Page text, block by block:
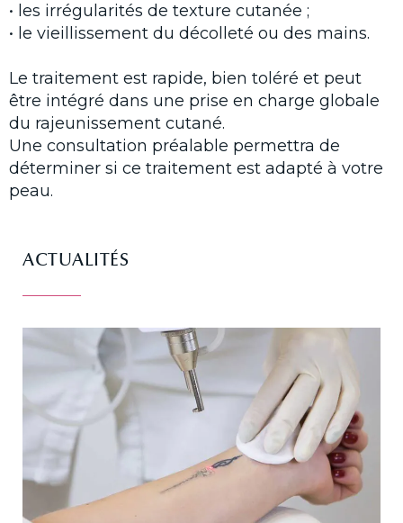
• les irrégularités de texture cutanée ;
• le vieillissement du décolleté ou des mains.
Le traitement est rapide, bien toléré et peut
être intégré dans une prise en charge globale
du rajeunissement cutané.
Une consultation préalable permettra de
déterminer si ce traitement est adapté à votre
peau.
ACTUALITÉS